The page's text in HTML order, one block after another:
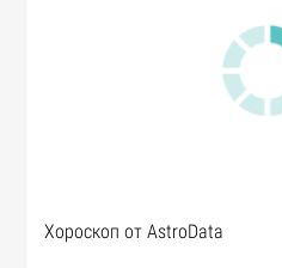
Хороскоп от AstroData